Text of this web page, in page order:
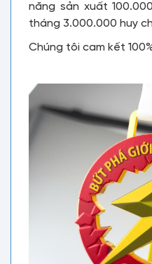
năng sản xuất
tháng 3.000.000 huy
Chúng tôi cam kết